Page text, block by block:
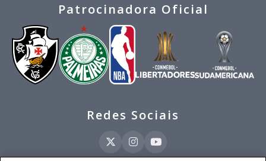
Patrocinadora Oficial
Redes Sociais